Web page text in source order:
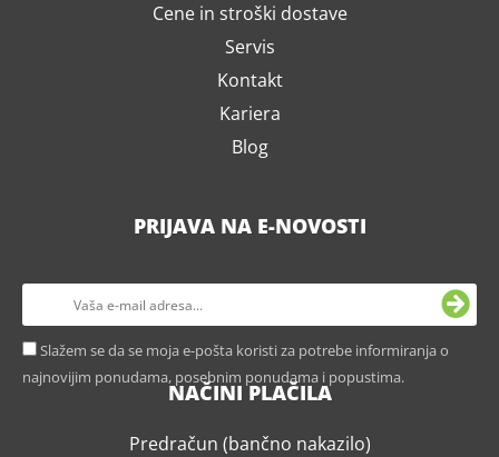
Cene in stroški dostave
Servis
Kontakt
Kariera
Blog
PRIJAVA NA E-NOVOSTI
Slažem se da se moja e-pošta koristi za potrebe informiranja o
najnovijim ponudama, posebnim ponudama i popustima.
NAČINI PLAČILA
Predračun (bančno nakazilo)